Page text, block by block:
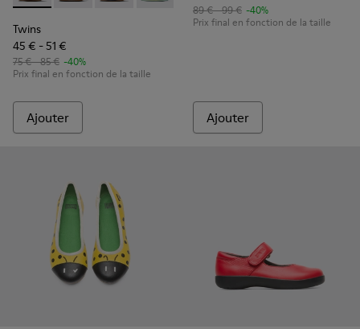
Twins
45 € - 51 €
75 € - 85 € -40%
Prix final en fonction de la taille
Ajouter
89 € - 99 € -40%
Prix final en fonction de la taille
Ajouter